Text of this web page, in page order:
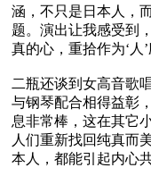
涵，不只是日本人，
题。演出让我感受到
真的心，重拾作为‘人
二瓶还谈到女高音歌
与钢琴配合相得益彰
息非常棒，这在其它
人们重新找回纯真而
本人，都能引起内心